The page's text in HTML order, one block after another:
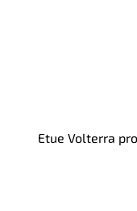
Etue Volterra